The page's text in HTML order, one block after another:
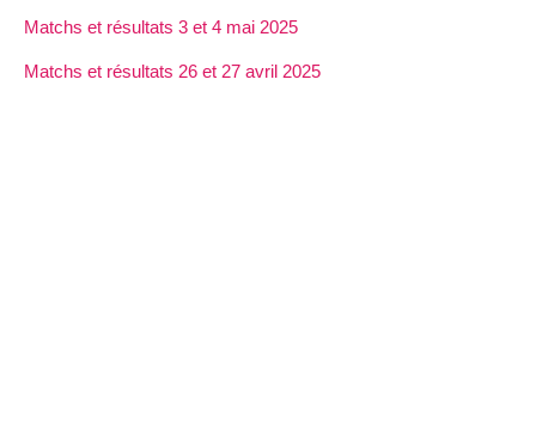
Matchs et résultats 3 et 4 mai 2025
Matchs et résultats 26 et 27 avril 2025